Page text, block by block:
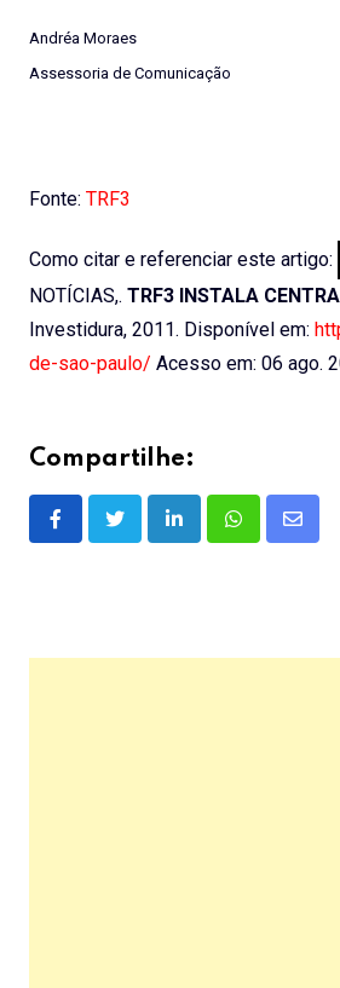
Andréa Moraes
Assessoria de Comunicação
Fonte: TRF3
Como citar e referenciar este artigo:
NOTÍCIAS,. TRF3 INSTALA
Investidura, 2011. Disponível em:
de-sao-paulo/ Acesso em: 06 ago.
Compartilhe:
LinkedInWhatsappShare